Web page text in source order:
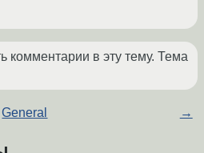
комментарии в эту тему. Тема
General →